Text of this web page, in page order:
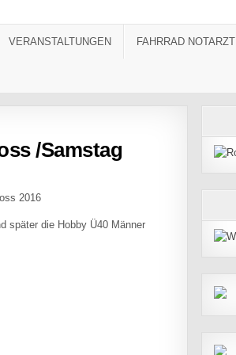
VERANSTALTUNGEN FAHRRAD NOTARZT
/Samstag
2016
später die Hobby Ü40 Männer